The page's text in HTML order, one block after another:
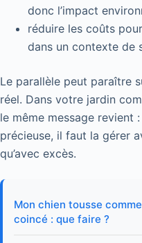
donc l’impact
réduire les coûts
dans un contexte de
Le parallèle peut paraître
réel. Dans votre jardin
le même message revient :
précieuse, il faut la gérer
qu’avec excès.
Mon chien tousse
coincé : que faire ?